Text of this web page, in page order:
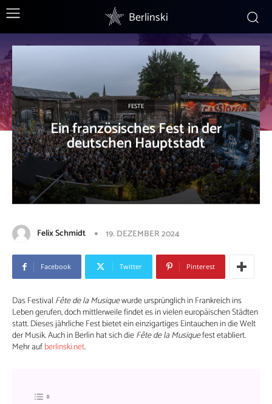
Berlinski
FESTE
Ein französisches Fest in der
deutschen Hauptstadt
Felix Schmidt 19. DEZEMBER 2024
Facebook Twitter Pinterest
Das Festival Fête de la Musiquewurde ursprünglich in Frankreich ins
Leben gerufen, doch mittlerweile findet es in vielen europäischen Städten
statt. Dieses jährliche Fest bietet ein einzigartiges Eintauchen in die Welt
der Musik. Auch in Berlin hat sich dieFête de la Musiquefest etabliert.
Mehr aufberlinski.net.